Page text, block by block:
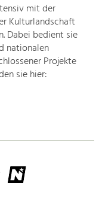
mit der
Kulturlandschaft
Dabei bedient sie
nationalen
Projekte
sie hier: